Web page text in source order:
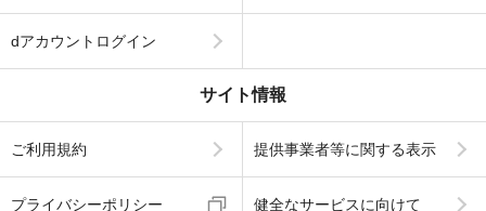
dアカウントログイン
サイト情報
ご利用規約 提供事業者等に関する表示
プライバシーポリシー 健全なサービスに向けて